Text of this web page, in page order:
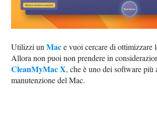
Utilizzi unMace vuoi cercare di ottimizzare
Allora non puoi non prendere in
CleanMyMac X, che è uno dei software più
manutenzione del Mac.